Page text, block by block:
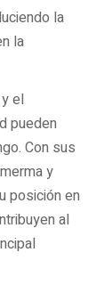
la
la
el
pueden
Con sus
y
posición en
al